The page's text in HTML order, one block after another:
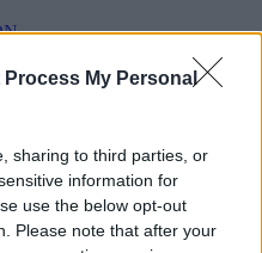
Process My Personal
sharing to third parties, or
information for
use the below opt-out
Please note that after your